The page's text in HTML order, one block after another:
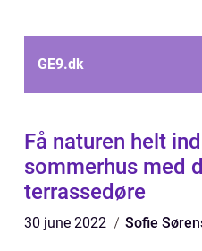
GE9.dk
Få naturen helt
sommerhus med
terrassedøre
30 june 2022 Sofie